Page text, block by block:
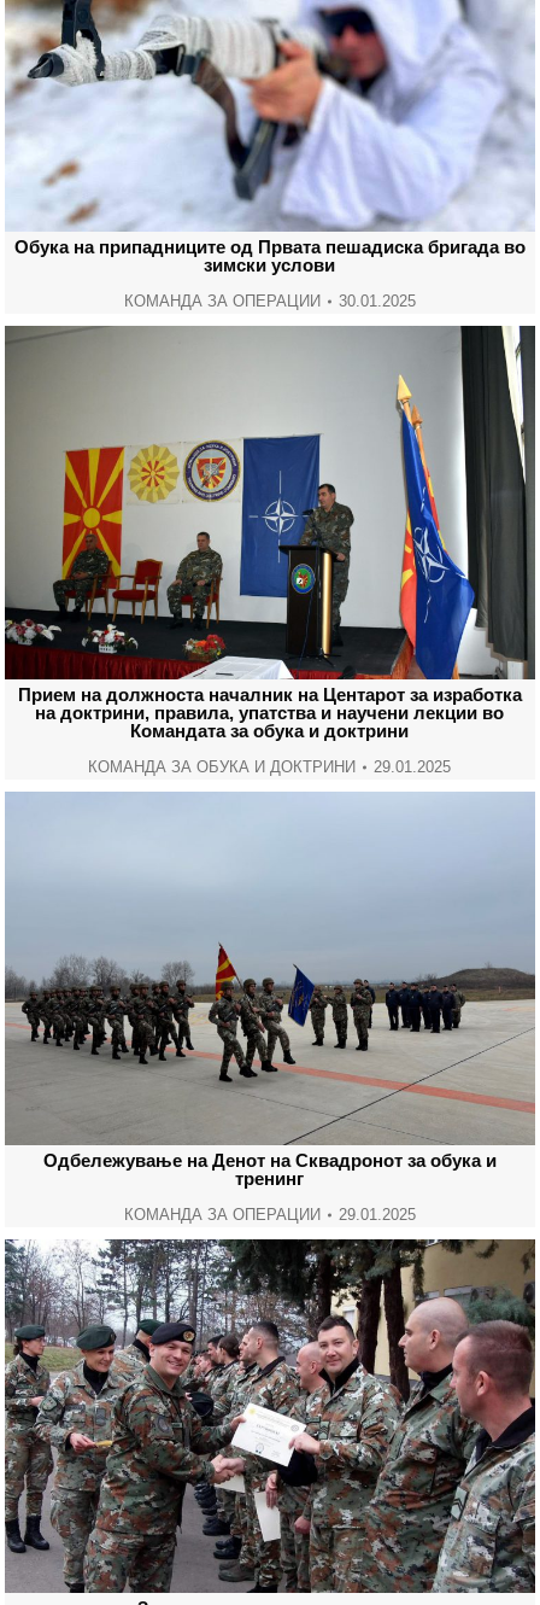
Обука на припадниците од Првата пешадиска бригада во
зимски услови
КОМАНДА ЗА ОПЕРАЦИИ 30.01.2025
Прием на должноста началник на Центарот за изработка
на доктрини, правила, упатства и научени лекции во
Командата за обука и доктрини
КОМАНДА ЗА ОБУКА И ДОКТРИНИ 29.01.2025
Одбележување на Денот на Сквадронот за обука и
тренинг
КОМАНДА ЗА ОПЕРАЦИИ 29.01.2025